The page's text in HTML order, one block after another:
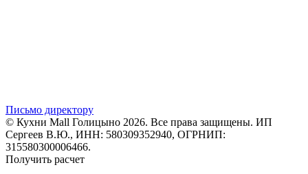
Письмо директору
© Кухни Mall Голицыно 2026. Все права защищены. ИП
Сергеев В.Ю., ИНН: 580309352940, ОГРНИП:
315580300006466.
Получить расчет